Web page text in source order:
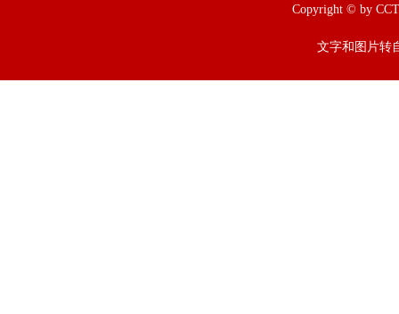
Copyright © by
文字和图片转